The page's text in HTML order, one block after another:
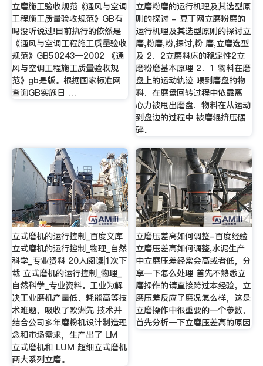
立磨施工验收规范《通风与空调
工程施工质量验收规范》GB有
吗没听说过!目前执行的依然是
《通风与空调工程施工质量验收
规范》GB50243—2002 《通
风与空调工程施工质量验收规
范》gb是版。根据国家标准网
查询GB实施日 …
立磨粉磨的运行机理及其选型原
则的探讨 - 豆丁网立磨粉磨的
运行机理及其选型原则的探讨立
磨,粉磨,粉,探讨,粉 磨,立磨选型
及 2．2立磨料床的稳定性2立
磨粉磨基本原理 2．1 物料在磨
盘上的运动轨迹 喂到磨盘的物
料．在磨盘回转过程中依靠离
心力被甩出磨盘．物料在从运动
到盘边的过程中 被磨辊挤压碾
碎。
立式磨机的运行控制_百度文库
立式磨机的运行控制_物理_自然
科学_专业资料 20人阅读|1次下
载 立式磨机的运行控制_物理_
自然科学_专业资料。工业为解
决工业磨机产量低、耗能高等技
术难题，吸收了欧洲先 技术并
结合公司多年磨粉机设计制造理
念和市场需求，生产出了 LM
立式磨机和 LUM 超细立式磨机
两大系列立磨。
立磨压差高如何调整-百度经验
立磨压差高如何调整,水泥生产
中立磨压差经常会高或者低，分
享一下怎么处理 首先不熟悉立
磨操作的请直接跨过本经验，立
磨压差反应了磨况怎么样，这是
立磨操作中很重要的一个参数，
首先分析一下立磨压差高的原因